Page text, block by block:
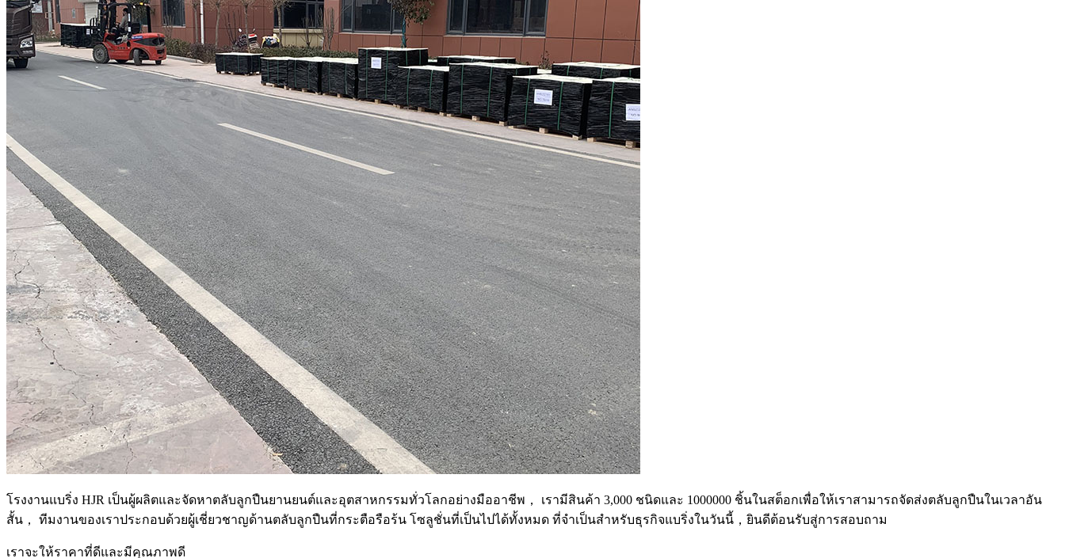
โรงงานแบริ่ง HJR เป็นผู้ผลิตและจัดหาตลับลูกปืนยานยนต์และอุตสาหกรรมทั่วโลกอย่างมืออาชีพ， เรามีสินค้า 3,000 ชนิดและ 1000000 ชิ้นในสต็อกเพื่อให้เราสามารถจัดส่งตลับลูกปืนในเวลาอัน
สั้น， ทีมงานของเราประกอบด้วยผู้เชี่ยวชาญด้านตลับลูกปืนที่กระตือรือร้น โซลูชั่นที่เป็นไปได้ทั้งหมด ที่จำเป็นสำหรับธุรกิจแบริ่งในวันนี้，ยินดีต้อนรับสู่การสอบถาม
เราจะให้ราคาที่ดีและมีคุณภาพดี